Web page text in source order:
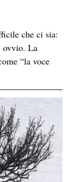
che ci sia:
ovvio. La
“la voce